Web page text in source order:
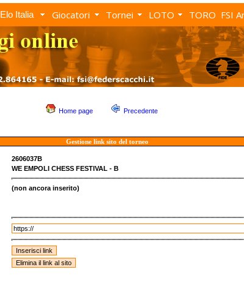
Elo Italia Giocatori Tornei LOTO TORO FSI
Home page Precedente
Gestione link sito del torneo
2606037B
WE EMPOLI CHESS FESTIVAL - B
(non ancora inserito)